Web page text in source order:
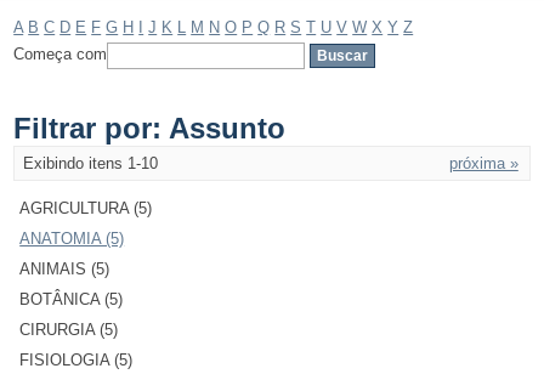
A B C D E F G H J K M N O P Q R S T U V W X Y Z
Começa com
Filtrar por: Assunto
Exibindo itens 1-10 próxima »
AGRICULTURA (5)
ANATOMIA (5)
ANIMAIS (5)
BOTÂNICA (5)
CIRURGIA (5)
FISIOLOGIA (5)